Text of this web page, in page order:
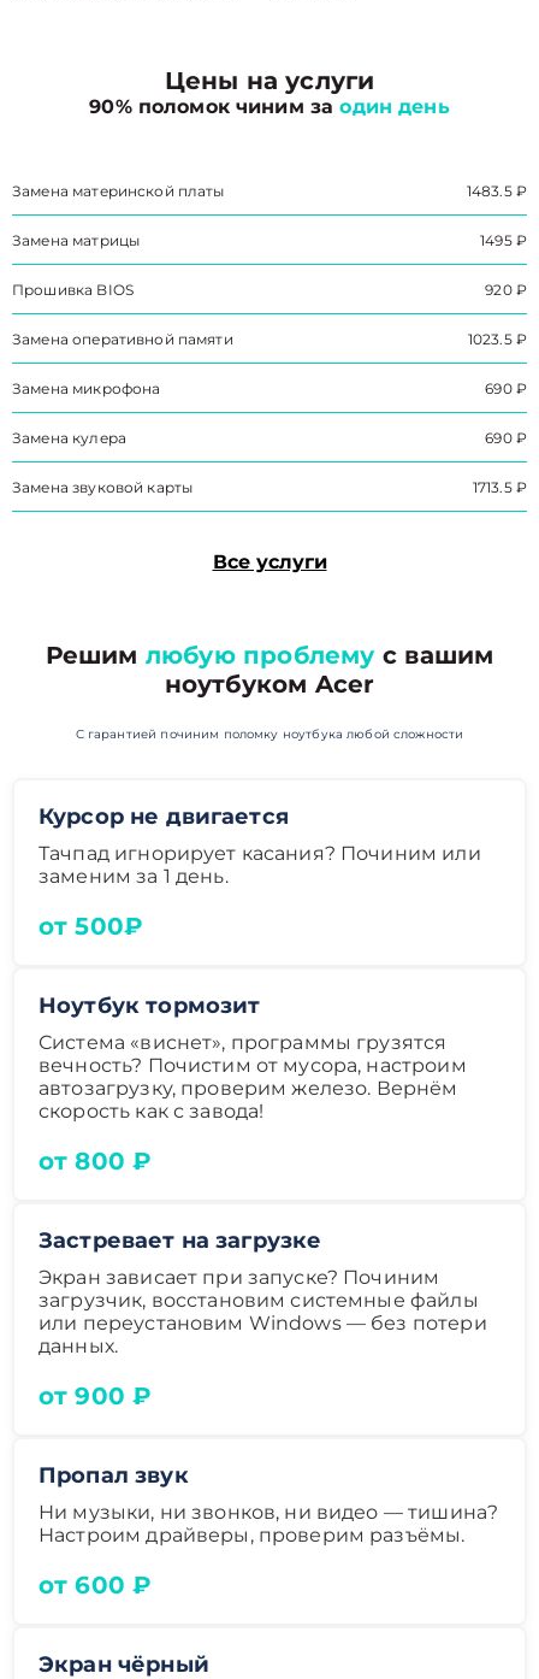
Цены на услуги
90% поломок чиним заодин день
Замена материнской платы 1483.5 ₽
Замена матрицы 1495 ₽
Прошивка BIOS 920 ₽
Замена оперативной памяти 1023.5 ₽
Замена микрофона 690 ₽
Замена кулера 690 ₽
Замена звуковой карты 1713.5 ₽
Все услуги
Решим любую проблему с вашим
ноутбуком Acer
С гарантией починим поломку ноутбука любой сложности
Курсор не двигается
Тачпад игнорирует касания? Починим или
заменим за 1 день.
от 500₽
Ноутбук тормозит
Система «виснет», программы грузятся
вечность? Почистим от мусора, настроим
автозагрузку, проверим железо. Вернём
скорость как с завода!
от 800 ₽
Застревает на загрузке
Экран зависает при запуске? Починим
загрузчик, восстановим системные файлы
или переустановим Windows — без потери
данных.
от 900 ₽
Пропал звук
Ни музыки, ни звонков, ни видео — тишина?
Настроим драйверы, проверим разъёмы.
от 600 ₽
Экран чёрный